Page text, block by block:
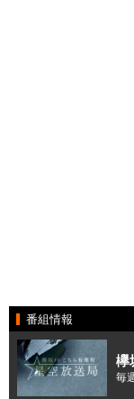
番組情報
欅
毎